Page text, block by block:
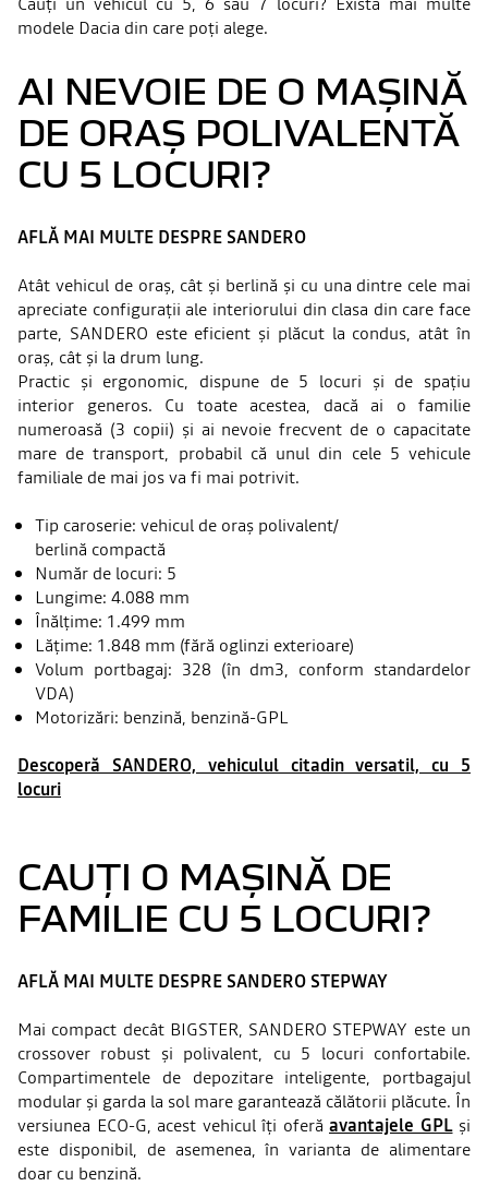
modele Dacia din care poți alege.
AI NEVOIE DE O MAȘINĂ
DE ORAȘ POLIVALENTĂ
CU 5 LOCURI?
AFLĂ MAI MULTE DESPRE SANDERO
Atât vehicul de oraș, cât și berlină și cu una dintre cele mai
apreciate configurații ale interiorului din clasa din care face
parte, SANDERO este eficient și plăcut la condus, atât în
oraș, cât și la drum lung.
Practic și ergonomic, dispune de 5 locuri și de spațiu
interior generos. Cu toate acestea, dacă ai o familie
numeroasă (3 copii) și ai nevoie frecvent de o capacitate
mare de transport, probabil că unul din cele 5 vehicule
familiale de mai jos va fi mai potrivit.
Tip caroserie: vehicul de oraș polivalent/
berlină compactă
Număr de locuri: 5
Lungime: 4.088 mm
Înălțime: 1.499 mm
Lățime: 1.848 mm (fără oglinzi exterioare)
Volum portbagaj: 328 (în dm3, conform standardelor
VDA)
Motorizări: benzină, benzină-GPL
Descoperă SANDERO, vehiculul citadin versatil, cu 5
locuri
CAUȚI O MAȘINĂ DE
FAMILIE CU 5 LOCURI?
AFLĂ MAI MULTE DESPRE SANDERO STEPWAY
Mai compact decât BIGSTER, SANDERO STEPWAY este un
crossover robust și polivalent, cu 5 locuri confortabile.
Compartimentele de depozitare inteligente, portbagajul
modular și garda la sol mare garantează călătorii plăcute. În
versiunea ECO-G, acest vehicul îți oferă avantajele GPLși
este disponibil, de asemenea, în varianta de alimentare
doar cu benzină.